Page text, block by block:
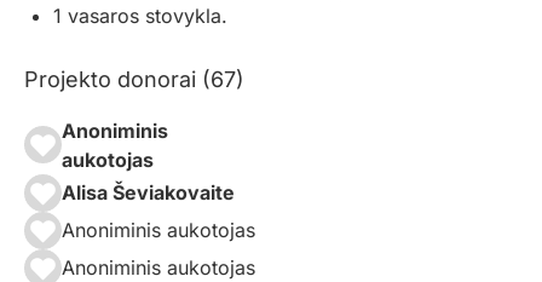
1 vasaros stovykla.
Projekto donorai (67)
Anoniminis
aukotojas
Alisa Ševiakovaite
Anoniminis aukotojas
Anoniminis aukotojas